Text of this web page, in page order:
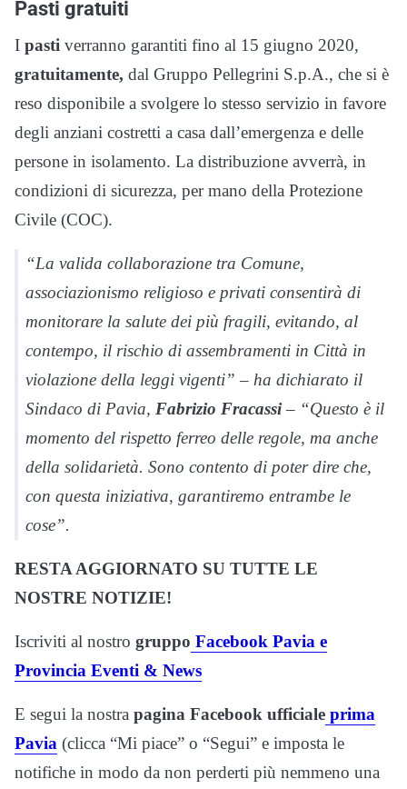
Pasti gratuiti
I pasti verranno garantiti fino al 15 giugno 2020,
gratuitamente, dal Gruppo Pellegrini S.p.A., che si è
reso disponibile a svolgere lo stesso servizio in favore
degli anziani costretti a casa dall’emergenza e delle
persone in isolamento. La distribuzione avverrà, in
condizioni di sicurezza, per mano della Protezione
Civile (COC).
“La valida collaborazione tra Comune,
associazionismo religioso e privati consentirà di
monitorare la salute dei più fragili, evitando, al
contempo, il rischio di assembramenti in Città in
violazione della leggi vigenti” – ha dichiarato il
Sindaco di Pavia, Fabrizio Fracassi– “Questo è il
momento del rispetto ferreo delle regole, ma anche
della solidarietà. Sono contento di poter dire che,
con questa iniziativa, garantiremo entrambe le
cose”.
RESTA AGGIORNATO SU TUTTE LE
NOSTRE NOTIZIE!
Iscriviti al nostro gruppo Facebook Pavia e
Provincia Eventi & News
E segui la nostra pagina Facebook ufficiale prima
Pavia (clicca “Mi piace” o “Segui” e imposta le
notifiche in modo da non perderti più nemmeno una